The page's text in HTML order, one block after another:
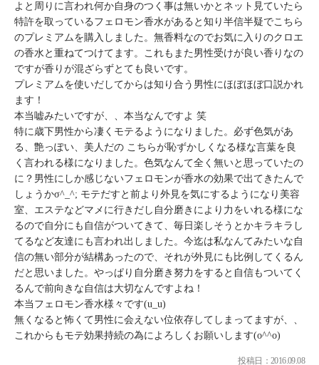
よと周りに言われ何か自身のつく事は無いかとネット見ていたら
特許を取っているフェロモン香水があると知り半信半疑でこちら
のプレミアムを購入しました。無香料なのでお気に入りのクロエ
の香水と重ねてつけてます。これもまた男性受けが良い香りなの
ですが香りが混ざらずとても良いです。
プレミアムを使いだしてからは知り合う男性にほぼほぼ口説かれ
ます！
本当嘘みたいですが、、本当なんですよ 笑
特に歳下男性から凄くモテるようになりました。必ず色気があ
る、艶っぽい、美人だの こちらが恥ずかしくなる様な言葉を良
く言われる様になりました。色気なんて全く無いと思っていたの
に？男性にしか感じないフェロモンが香水の効果で出てきたんで
しょうかσ^_^; モテだすと前より外見を気にするようになり美容
室、エステなどマメに行きだし自分磨きにより力をいれる様にな
るので自分にも自信がついてきて、毎日楽しそうとかキラキラし
てるなど友達にも言われ出しました。今迄は私なんてみたいな自
信の無い部分が結構あったので、それが外見にも比例してくるん
だと思いました。やっぱり自分磨き努力をすると自信もついてく
るんで前向きな自信は大切なんですよね！
本当フェロモン香水様々です(u_u)
無くなると怖くて男性に会えない位依存してしまってますが、、
これからもモテ効果持続の為によろしくお願いします(o^^o)
投稿日：2016.09.08